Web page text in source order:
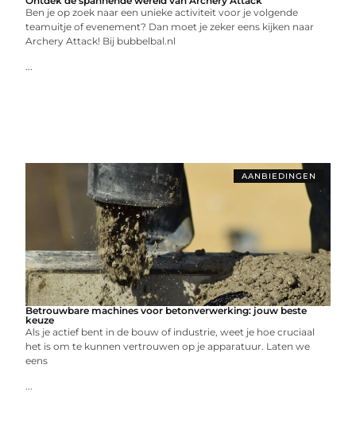
Ben je op zoek naar een unieke activiteit voor je volgende
teamuitje of evenement? Dan moet je zeker eens kijken naar
Archery Attack! Bij bubbelbal.nl
...
AANBIEDINGEN
Betrouwbare machines voor betonverwerking: jouw beste
keuze
Als je actief bent in de bouw of industrie, weet je hoe cruciaal
het is om te kunnen vertrouwen op je apparatuur. Laten we
eens
...